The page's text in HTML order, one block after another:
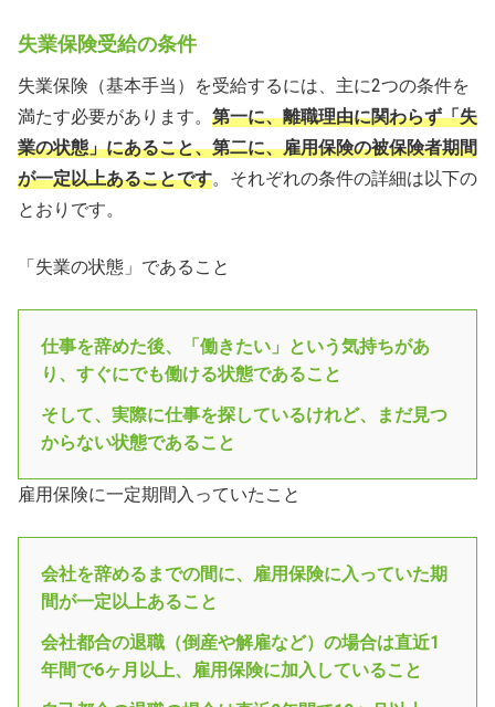
失業保険受給の条件
失業保険（基本手当）を受給するには、主に2つの条件を
満たす必要があります。 第一に、離職理由に関わらず「失
業の状態」にあること、第二に、雇用保険の被保険者期間
が一定以上あることです。それぞれの条件の詳細は以下の
とおりです。
「失業の状態」であること
仕事を辞めた後、「働きたい」という気持ちがあ
り、すぐにでも働ける状態であること
そして、実際に仕事を探しているけれど、まだ見つ
からない状態であること
雇用保険に一定期間入っていたこと
会社を辞めるまでの間に、雇用保険に入っていた期
間が一定以上あること
会社都合の退職（倒産や解雇など）の場合は直近1
年間で6ヶ月以上、雇用保険に加入していること